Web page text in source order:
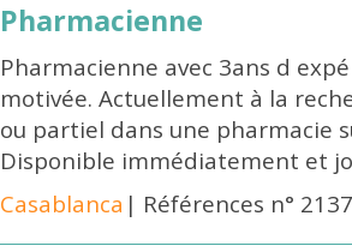
Pharmacienne
Pharmacienne avec 3ans d
motivée. Actuellement à la
ou partiel dans une pharmacie
Disponible immédiatement et
Casablanca | Références n°